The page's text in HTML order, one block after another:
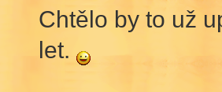
Chtělo by to už
let.